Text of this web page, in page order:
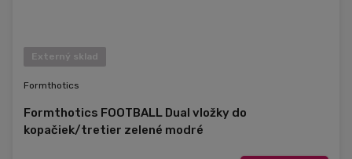
Externý sklad
Formthotics
Formthotics FOOTBALL Dual vložky do
kopačiek/tretier zelené modré